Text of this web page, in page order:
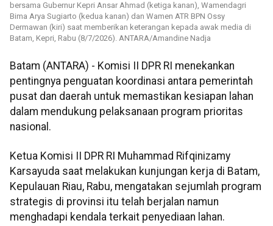
bersama Gubernur Kepri Ansar Ahmad (ketiga kanan), Wamendagri
Bima Arya Sugiarto (kedua kanan) dan Wamen ATR BPN Ossy
Dermawan (kiri) saat memberikan keterangan kepada awak media di
Batam, Kepri, Rabu (8/7/2026). ANTARA/Amandine Nadja
Batam (ANTARA) - Komisi II DPR RI menekankan
pentingnya penguatan koordinasi antara pemerintah
pusat dan daerah untuk memastikan kesiapan lahan
dalam mendukung pelaksanaan program prioritas
nasional.
Ketua Komisi II DPR RI Muhammad Rifqinizamy
Karsayuda saat melakukan kunjungan kerja di Batam,
Kepulauan Riau, Rabu, mengatakan sejumlah program
strategis di provinsi itu telah berjalan namun
menghadapi kendala terkait penyediaan lahan.